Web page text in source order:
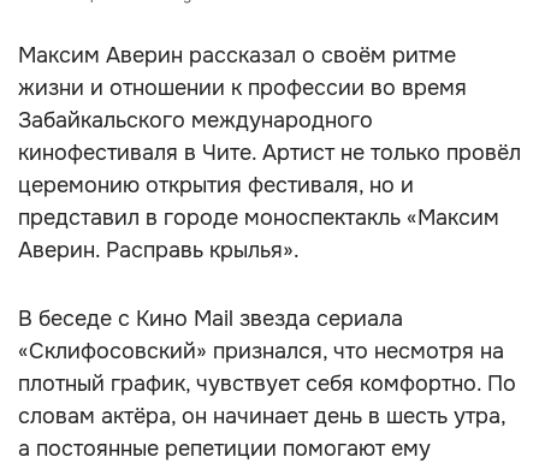
Максим Аверин рассказал о своём ритме
жизни и отношении к профессии во время
Забайкальского международного
кинофестиваля в Чите. Артист не только провёл
церемонию открытия фестиваля, но и
представил в городе моноспектакль «Максим
Аверин. Расправь крылья».
В беседе с Кино Mail звезда сериала
«Склифосовский» признался, что несмотря на
плотный график, чувствует себя комфортно. По
словам актёра, он начинает день в шесть утра,
а постоянные репетиции помогают ему